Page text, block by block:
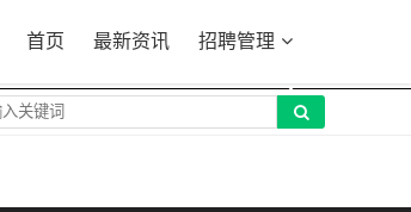
首页 最新资讯 招聘管理